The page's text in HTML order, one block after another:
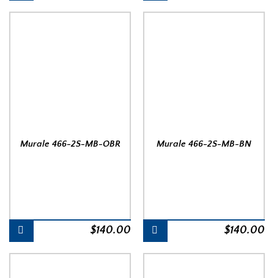
Murale 466-2S-MB-OBR
$140.00
Murale 466-2S-MB-BN
$140.00